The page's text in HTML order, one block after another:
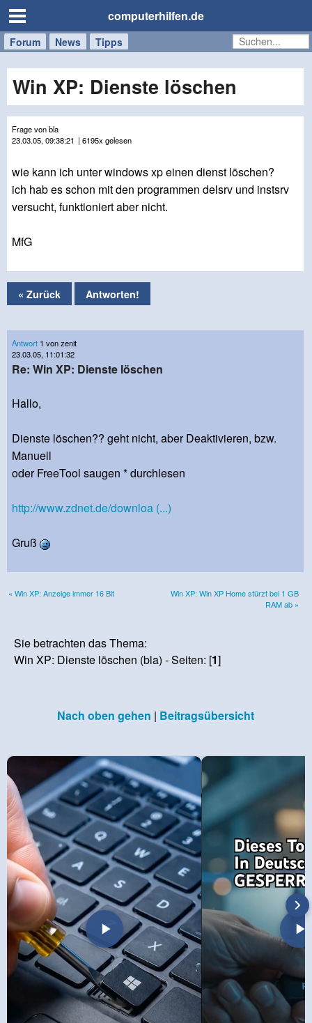
computerhilfen.de
Forum News Tipps
Handy
Tablet
Windows
Mac
Win XP: Dienste löschen
Frage von bla
23.03.05, 09:38:21 | 6195x gelesen
wie kann ich unter windows xp einen dienst löschen?
ich hab es schon mit den programmen delsrv und instsrv
versucht, funktioniert aber nicht.
MfG
« Zurück Antworten!
Antwort 1 von zenit
23.03.05, 11:01:32
Re: Win XP: Dienste löschen
Hallo,
Dienste löschen?? geht nicht, aber Deaktivieren, bzw.
Manuell
oder FreeTool saugen * durchlesen
http://www.zdnet.de/downloa (...)
Gruß
« Win XP: Anzeige immer 16 Bit
Win XP: Win XP Home stürzt bei 1 GB
RAM ab »
Sie betrachten das Thema:
Win XP: Dienste löschen (bla) - Seiten: [1]
Nach oben gehen | Beitragsübersicht